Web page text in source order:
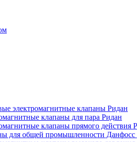
электромагнитные клапаны Ридан
клапаны для пара Ридан
клапаны прямого действия
для общей промышленности Данфосс